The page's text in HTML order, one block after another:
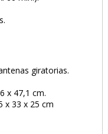
giratorias.
x 47,1 cm.
x 33 x 25 cm